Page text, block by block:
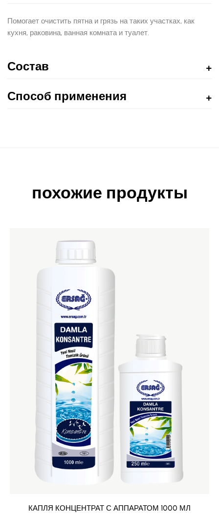
Помогает очистить пятна и грязь на таких участках, как
кухня, раковина, ванная комната и туалет.
Состав
Способ применения
похожие продукты
КАПЛЯ КОНЦЕНТРАТ С АППАРАТОМ 1000 МЛ